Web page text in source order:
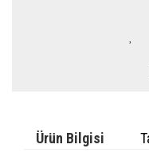
Ürün Bilgisi